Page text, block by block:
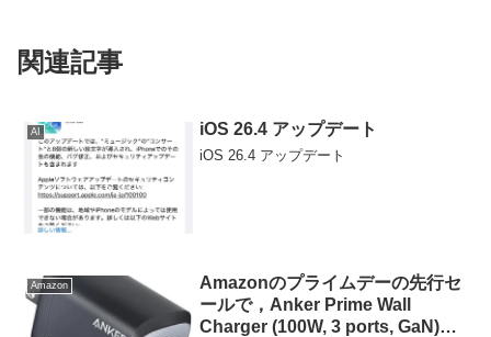
関連記事
AI iOS 26.4 アップデート
iOS 26.4 アップデート
Amazon
Amazonのプライムデーの先行セ
ールで，Anker Prime Wall
Charger (100W, 3 ports, GaN)購